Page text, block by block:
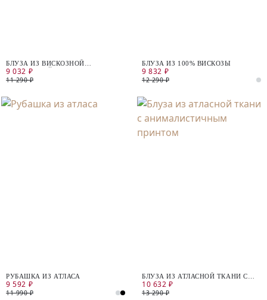
БЛУЗА ИЗ ВИСКОЗНОЙ
КОСТЮМНОЙ ТКАНИ
9 032 ₽
11 290 ₽
БЛУЗА ИЗ 100% ВИСКОЗЫ
9 832 ₽
12 290 ₽
РУБАШКА ИЗ АТЛАСА
9 592 ₽
11 990 ₽
БЛУЗА ИЗ АТЛАСНОЙ ТКАНИ С
АНИМАЛИСТИЧНЫМ ПРИНТОМ
10 632 ₽
13 290 ₽